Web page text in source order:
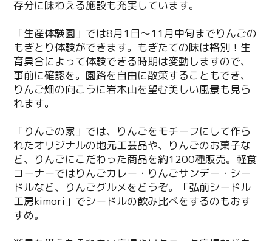
存分に味わえる施設も充実しています。
「生産体験園」では8月1日～11月中旬までりんごの
もぎとり体験ができます。もぎたての味は格別！生
育具合によって体験できる時期は変動しますので、
事前に確認を。園路を自由に散策することもでき、
りんご畑の向こうに岩木山を望む美しい風景も見ら
れます。
「りんごの家」では、りんごをモチーフにして作ら
れたオリジナルの地元工芸品や、りんごのお菓子な
ど、りんごにこだわった商品を約1200種販売。軽食
コーナーではりんごカレー・りんごサンデー・シー
ドルなど、りんごグルメをどうぞ。「弘前シードル
工房kimori」でシードルの飲み比べをするのもおす
すめ。